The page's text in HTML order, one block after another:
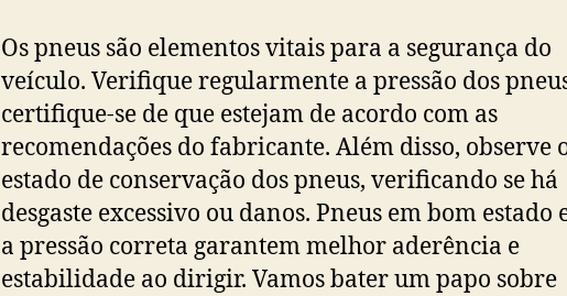
Os pneus são elementos vitais para a segurança do
veículo. Verifique regularmente a pressão dos
certifique-se de que estejam de acordo com as
recomendações do fabricante. Além disso, observe
estado de conservação dos pneus, verificando se há
desgaste excessivo ou danos. Pneus em bom estado
a pressão correta garantem melhor aderência e
estabilidade ao dirigir. Vamos bater um papo sobre